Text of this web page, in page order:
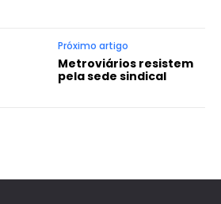
Próximo artigo
Metroviários resistem
pela sede sindical